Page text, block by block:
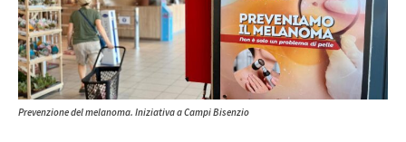
Prevenzione del melanoma. Iniziativa a Campi Bisenzio